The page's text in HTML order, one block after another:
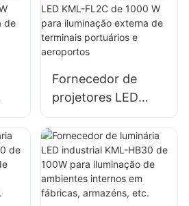
de fachadas de
edifícios e
canteiros de obras.
Fornecedor de
projetores LED
KML-FL2C de 1000
W para iluminação
externa de
terminais
portuários e